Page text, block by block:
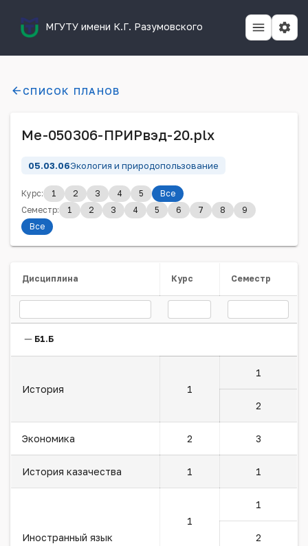
МГУТУ имени К.Г. Разумовского
СПИСОК ПЛАНОВ
Ме-050306-ПРИРвэд-20.plx
05.03.06Экология и природопользование
Курс: 1 2 3 4 5
Все
Семестр:
1 2 3 4 5 6 7 8
9
Все
Дисциплина Курс Семестр
Б1.Б
История 1
1
2
Экономика 2 3
История казачества 1 1
Иностранный язык
1
1
2